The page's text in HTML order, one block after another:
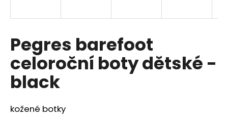
Pegres barefoot
celoroční boty dětské -
black
kožené botky
í
t
?